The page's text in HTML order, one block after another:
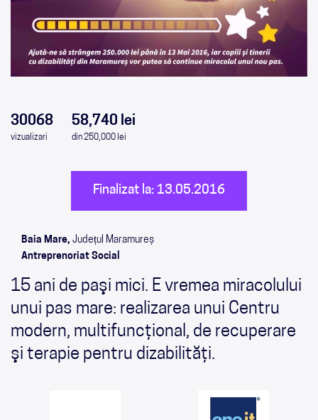
30068
vizualizari
58,740 lei
din 250,000 lei
Finalizat la: 13.05.2016
Baia Mare, Județul Maramureș
Antreprenoriat Social
15 ani de paşi mici. E vremea miracolului
unui pas mare: realizarea unui Centru
modern, multifuncţional, de recuperare
şi terapie pentru dizabilităţi.